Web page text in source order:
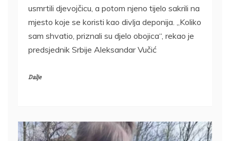
usmrtili djevojčicu, a potom njeno tijelo sakrili na
mjesto koje se koristi kao divlja deponija. „Koliko
sam shvatio, priznali su djelo obojica“, rekao je
predsjednik Srbije Aleksandar Vučić
Dalje